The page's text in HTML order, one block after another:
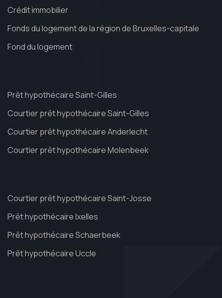
Crédit immobilier
Fonds du logement de la région de Bruxelles-capitale
Fond du logement
Prêt hypothécaire Saint-Gilles
Courtier prêt hypothécaire Saint-Gilles
Courtier prêt hypothécaire Anderlecht
Courtier prêt hypothécaire Molenbeek
Courtier prêt hypothécaire Saint-Josse
Prêt hypothécaire Ixelles
Prêt hypothécaire Schaerbeek
Prêt hypothécaire Uccle